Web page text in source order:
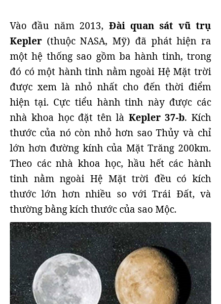
Vào đầu năm 2013, Đài quan sát vũ trụ
Kepler (thuộc NASA, Mỹ) đã phát hiện ra
một hệ thống sao gồm ba hành tinh, trong
đó có một hành tinh nằm ngoài Hệ Mặt trời
được xem là nhỏ nhất cho đến thời điểm
hiện tại. Cực tiểu hành tinh này được các
nhà khoa học đặt tên là Kepler 37-b. Kích
thước của nó còn nhỏ hơn sao Thủy và chỉ
lớn hơn đường kính của Mặt Trăng 200km.
Theo các nhà khoa học, hầu hết các hành
tinh nằm ngoài Hệ Mặt trời đều có kích
thước lớn hơn nhiều so với Trái Đất, và
thường bằng kích thước của sao Mộc.